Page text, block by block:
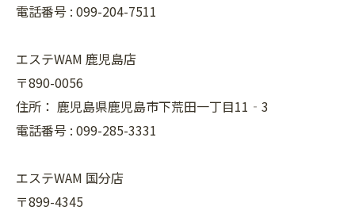
電話番号 : 099-204-7511
エステWAM 鹿児島店
〒890-0056
住所： 鹿児島県鹿児島市下荒田一丁目11‐3
電話番号 : 099-285-3331
エステWAM 国分店
〒899-4345